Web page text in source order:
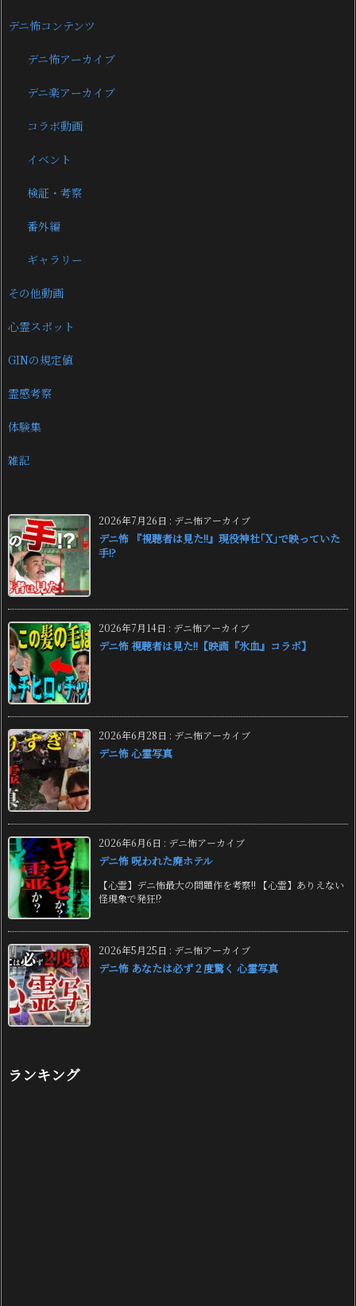
デニ怖コンテンツ
デニ怖アーカイブ
デニ楽アーカイブ
コラボ動画
イベント
検証・考察
番外編
ギャラリー
その他動画
心霊スポット
GINの規定値
霊感考察
体験集
雑記
2026年7月26日 : デニ怖アーカイブ
デニ怖 『視聴者は見た!!』現役神社｢X｣で映っていた
手!?
2026年7月14日 : デニ怖アーカイブ
デニ怖 視聴者は見た!!【映画『氷血』コラボ】
2026年6月28日 : デニ怖アーカイブ
デニ怖 心霊写真
2026年6月6日 : デニ怖アーカイブ
デニ怖 呪われた廃ホテル
【心霊】デニ怖最大の問題作を考察!! 【心霊】ありえない
怪現象で発狂!?
2026年5月25日 : デニ怖アーカイブ
デニ怖 あなたは必ず２度驚く 心霊写真
ランキング